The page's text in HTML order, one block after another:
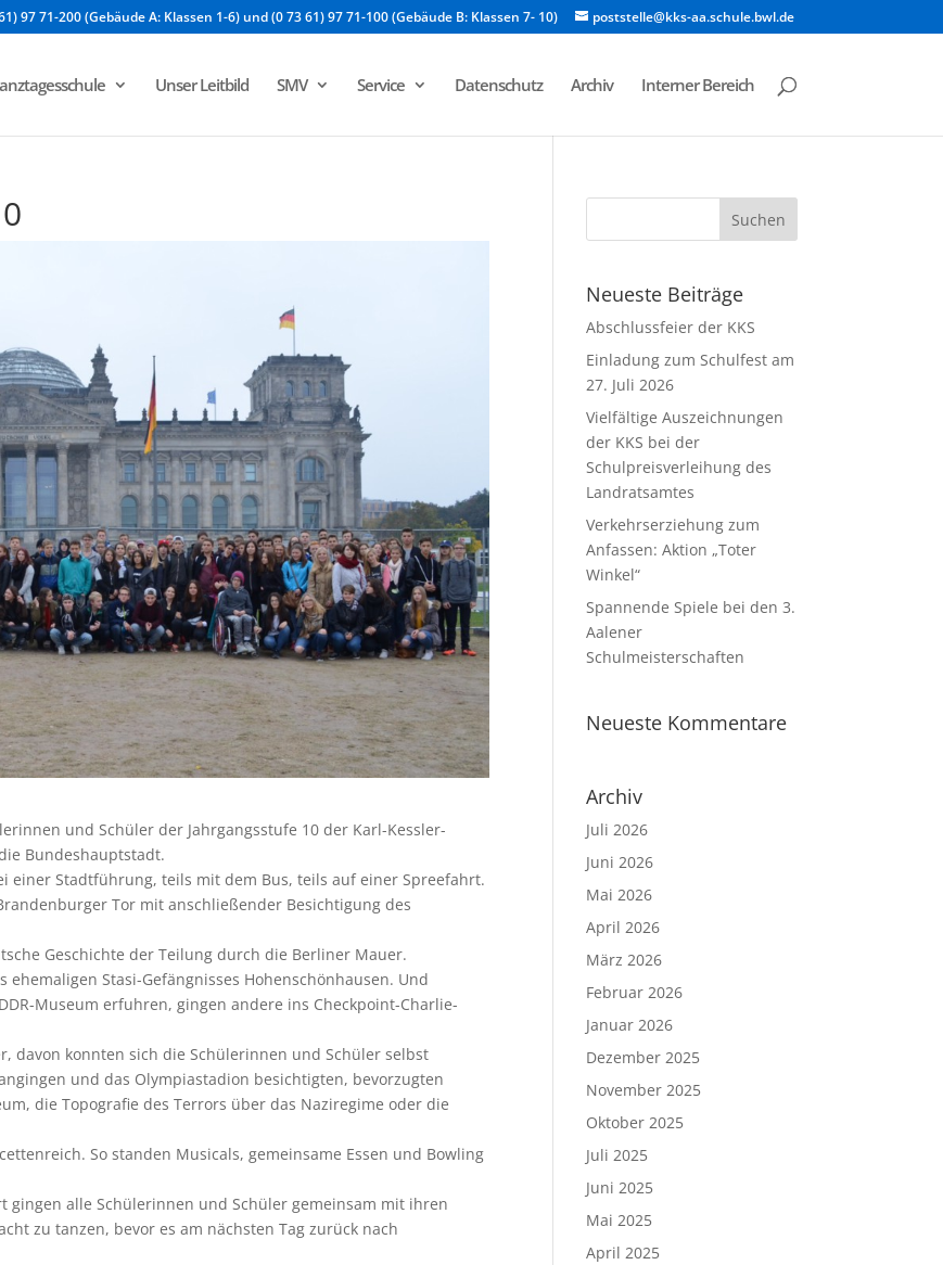
97 71-200 (Gebäude A: Klassen 1-6) und (0 73 61) 97 71-100 (Gebäude B: Klassen 7- 10) poststelle@kks-aa.schule.bwl.de
Unser Leitbild SMV Service Datenschutz Archiv Interner Bereich
und Schüler der Jahrgangsstufe 10 der Karl-Kessler-
Bundeshauptstadt.
einer Stadtführung, teils mit dem Bus, teils auf einer Spreefahrt.
Tor mit anschließender Besichtigung des
Geschichte der Teilung durch die Berliner Mauer.
Stasi-Gefängnisses Hohenschönhausen. Und
Museum erfuhren, gingen andere ins Checkpoint-Charlie-
davon konnten sich die Schülerinnen und Schüler selbst
und das Olympiastadion besichtigten, bevorzugten
die Topografie des Terrors über das Naziregime oder die
So standen Musicals, gemeinsame Essen und Bowling
gingen alle Schülerinnen und Schüler gemeinsam mit ihren
zu tanzen, bevor es am nächsten Tag zurück nach
Neueste Beiträge
Abschlussfeier der KKS
Einladung zum Schulfest am
27. Juli 2026
Vielfältige Auszeichnungen
der KKS bei der
Schulpreisverleihung des
Landratsamtes
Verkehrserziehung zum
Anfassen: Aktion „Toter
Winkel“
Spannende Spiele bei den 3.
Aalener
Schulmeisterschaften
Neueste Kommentare
Archiv
Juli 2026
Juni 2026
Mai 2026
April 2026
März 2026
Februar 2026
Januar 2026
Dezember 2025
November 2025
Oktober 2025
Juli 2025
Juni 2025
Mai 2025
April 2025